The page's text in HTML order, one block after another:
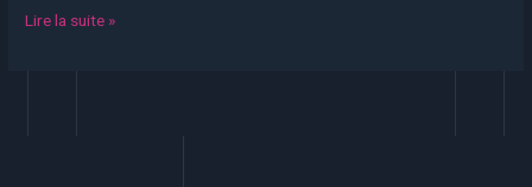
Lire la suite »